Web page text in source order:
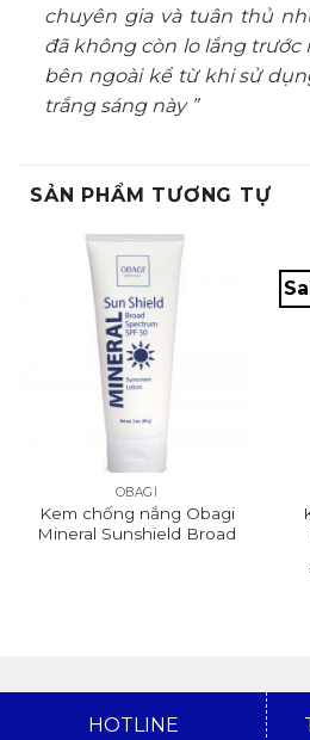
chuyên gia và tuân thủ
đã không còn lo lắng
bên ngoài kể từ khi sử
trắng sáng này ”
SẢN PHẨM TƯƠNG TỰ
OBAGI
Kem chống nắng Obagi
Mineral Sunshield Broad
HOTLINE